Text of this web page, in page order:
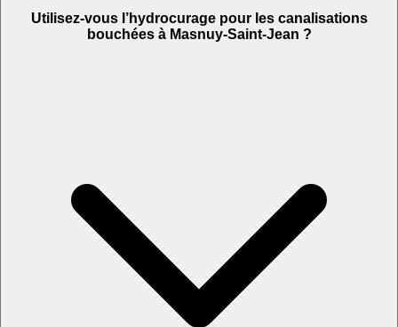
Utilisez-vous l’hydrocurage pour les canalisations
bouchées à Masnuy-Saint-Jean ?